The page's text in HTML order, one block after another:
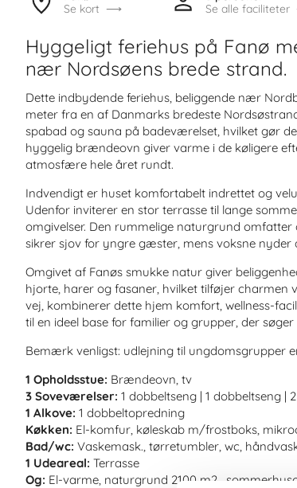
Se kort
Se alle faciliteter
Hyggeligt feriehus på Fanø
nær Nordsøens brede strand.
Dette indbydende feriehus, beliggende nær
meter fra en af Danmarks bredeste
spabad og sauna på badeværelset, hvilket gør
hyggelig brændeovn giver varme i de køligere
atmosfære hele året rundt.
Indvendigt er huset komfortabelt indrettet og
Udenfor inviterer en stor terrasse til lange
omgivelser. Den rummelige naturgrund
sikrer sjov for yngre gæster, mens voksne
Omgivet af Fanøs smukke natur giver
hjorte, harer og fasaner, hvilket tilføjer charmen
vej, kombinerer dette hjem komfort, wellness-
til en ideel base for familier og grupper, der
Bemærk venligst: udlejning til ungdomsgrupper
1 Opholdsstue: Brændeovn, tv
3 Soveværelser: 1 dobbeltseng | 1 dobbeltseng |
1 Alkove: 1 dobbeltopredning
Køkken: El-komfur, køleskab m/frostboks,
Bad/wc: Vaskemask., tørretumbler, wc,
1 Udeareal: Terrasse
Og: El-varme, naturgrund 2100 m2 ,